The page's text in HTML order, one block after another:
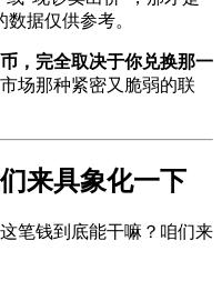
据仅供参考。
，完全取决于你兑换那一
场那种紧密又脆弱的联
来具象化一下
笔钱到底能干嘛？咱们来